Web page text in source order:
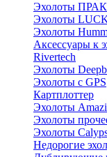
Эхолоты
Эхолоты
Эхолоты
Аксессуары к
Rivertech
Эхолоты
Эхолоты с GPS
Картплоттер
Эхолоты
Эхолоты
Эхолоты
Недорогие